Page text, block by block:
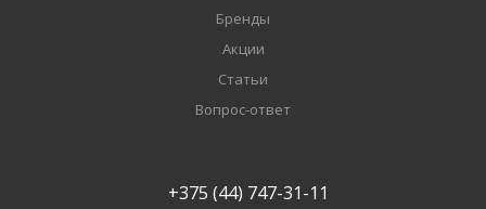
Бренды
Акции
Статьи
Вопрос-ответ
+375 (44) 747-31-11